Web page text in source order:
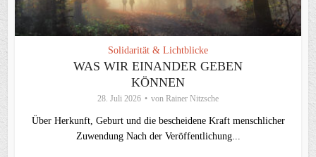
Solidarität & Lichtblicke
WAS WIR EINANDER GEBEN
KÖNNEN
28. Juli 2026 von Rainer Nitzsche
Über Herkunft, Geburt und die bescheidene Kraft menschlicher
Zuwendung Nach der Veröffentlichung...